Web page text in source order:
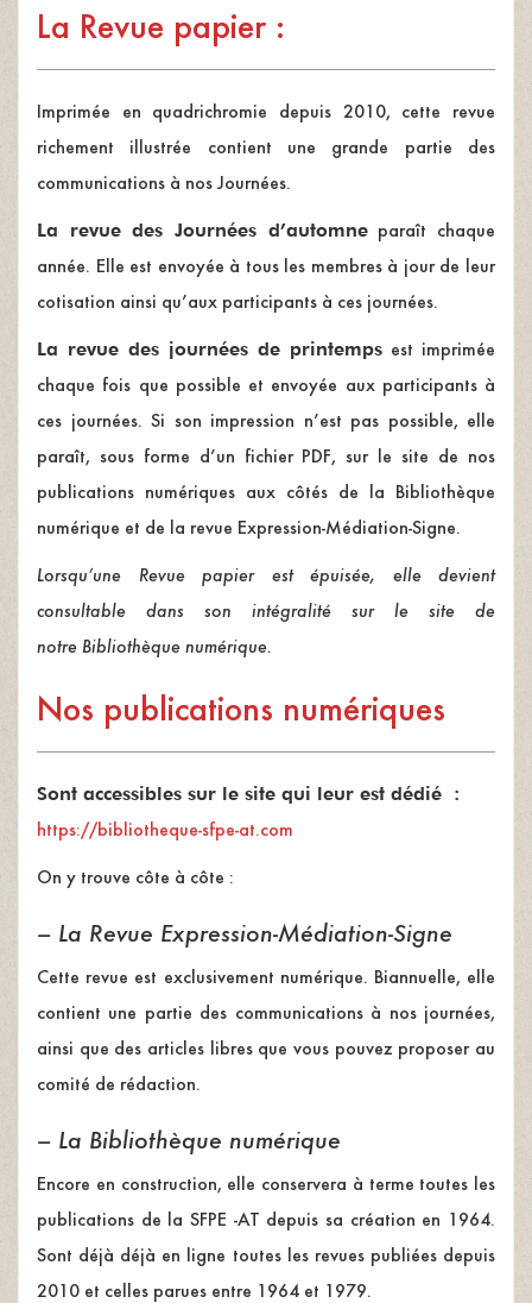
La Revue papier :
Imprimée en quadrichromie depuis 2010, cette revue
richement illustrée contient une grande partie des
communications à nos Journées.
La revue des Journées d’automneparaît chaque
année. Elle est envoyée à tous les membres à jour de leur
cotisation ainsi qu’aux participants à ces journées.
La revue des journées de printemps est imprimée
chaque fois que possible et envoyée aux participants à
ces journées. Si son impression n’est pas possible, elle
paraît, sous forme d’un fichier PDF, sur le site de nos
publications numériques aux côtés de la Bibliothèque
numérique et de la revue Expression-Médiation-Signe.
Lorsqu’une Revue papier est épuisée, elle devient
consultable dans son intégralité sur le site de
notre Bibliothèque numérique.
Nos publications numériques
Sont accessibles sur le site qui leur est dédié :
https://bibliotheque-sfpe-at.com
On y trouve côte à côte :
– La Revue Expression-Médiation-Signe
Cette revue est exclusivement numérique. Biannuelle, elle
contient une partie des communications à nos journées,
ainsi que des articles libres que vous pouvez proposer au
comité de rédaction.
– La Bibliothèque numérique
Encore en construction, elle conservera à terme toutes les
publications de la SFPE -AT depuis sa création en 1964.
Sont déjà déjà en ligne toutes les revues publiées depuis
2010 et celles parues entre 1964 et 1979.